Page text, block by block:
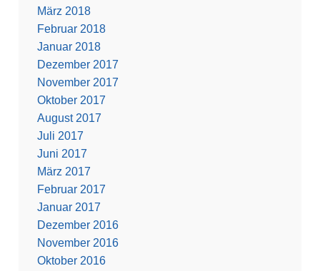
März 2018
Februar 2018
Januar 2018
Dezember 2017
November 2017
Oktober 2017
August 2017
Juli 2017
Juni 2017
März 2017
Februar 2017
Januar 2017
Dezember 2016
November 2016
Oktober 2016